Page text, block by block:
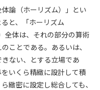
論（ホーリズム）」とい
と、「ホーリズム
全体は、それの部分の算術
ことである。あるいは、
ない、とする立場であ
いくら精緻に設計して積
緻密に設定し総合しても、